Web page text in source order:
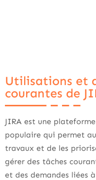
Utilisations et
courantes de
JIRA est une
populaire qui permet
travaux et de les
gérer des tâches
et des demandes liées